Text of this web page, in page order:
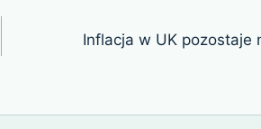
Inflacja w UK pozostaje